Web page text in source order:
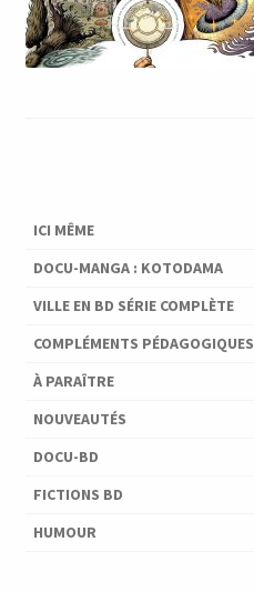
ICI MÊME
DOCU-MANGA : KOTODAMA
VILLE EN BD SÉRIE COMPLÈTE
COMPLÉMENTS PÉDAGOGIQUES
À PARAÎTRE
NOUVEAUTÉS
DOCU-BD
FICTIONS BD
HUMOUR